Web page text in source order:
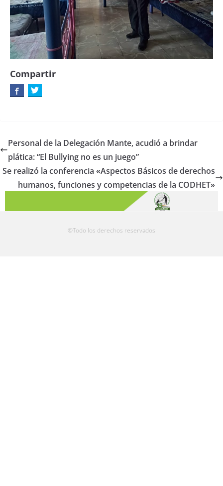
Compartir
Personal de la Delegación Mante, acudió a brindar
plática: “El Bullying no es un juego”
Se realizó la conferencia «Aspectos Básicos de derechos
humanos, funciones y competencias de la CODHET»
©Todo los derechos reservados